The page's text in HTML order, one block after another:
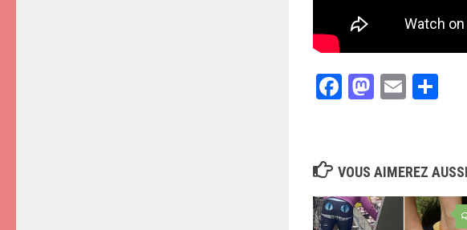
Facebook
Mastodon
Email
VOUS AIMEREZ